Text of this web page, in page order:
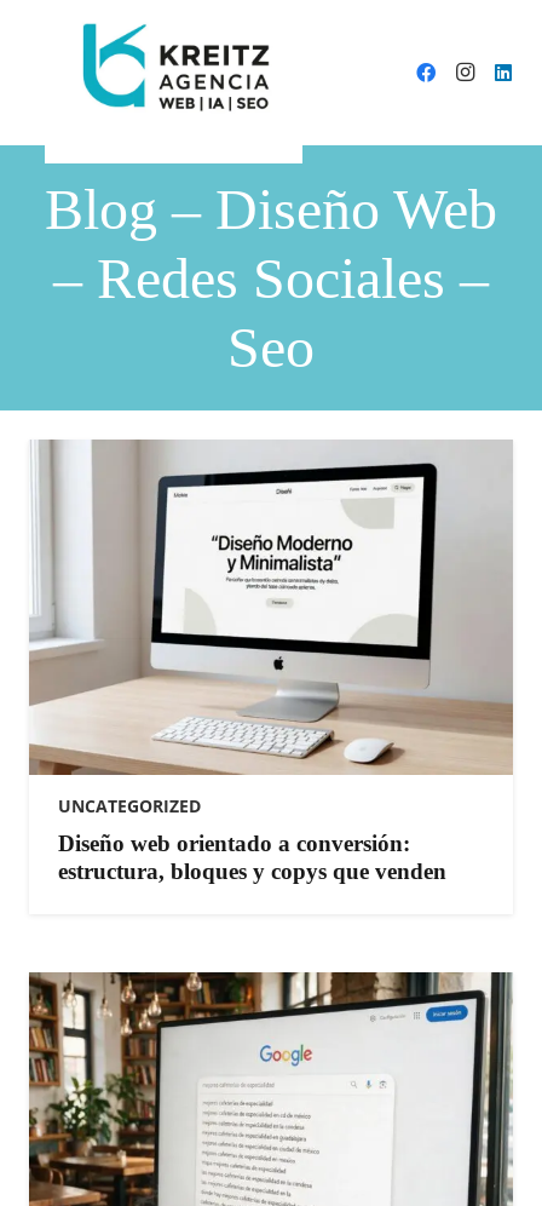
Blog – Diseño Web
– Redes Sociales –
Seo
UNCATEGORIZED
Diseño web orientado a conversión:
estructura, bloques y copys que venden